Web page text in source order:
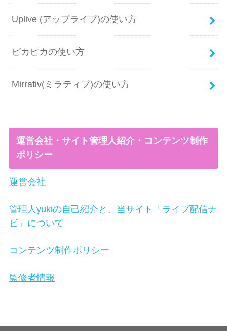
Uplive (アップライブ)の使い方
ピカピカの使い方
Mirrativ(ミラティブ)の使い方
運営会社・サイト管理人紹介・コンテンツ制作
ポリシー
運営会社
管理人yukiの自己紹介と、当サイト「ライブ配信ナ
ビ」について
コンテンツ制作ポリシー
監修者情報